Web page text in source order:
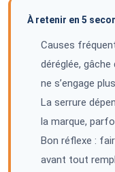
À retenir en 5
Causes
déréglée,
ne s’engage
La serrure
la marque,
Bon réflexe :
avant tout